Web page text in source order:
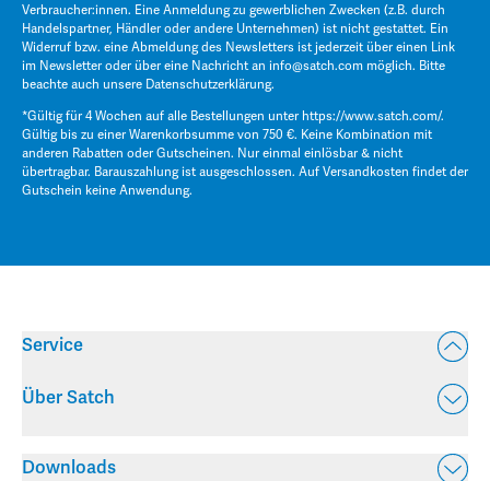
Verbraucher:innen. Eine Anmeldung zu gewerblichen Zwecken (z.B. durch
Handelspartner, Händler oder andere Unternehmen) ist nicht gestattet. Ein
Widerruf bzw. eine Abmeldung des Newsletters ist jederzeit über einen Link
im Newsletter oder über eine Nachricht an info@satch.com möglich. Bitte
beachte auch unsere Datenschutzerklärung.
*Gültig für 4 Wochen auf alle Bestellungen unter https://www.satch.com/.
Gültig bis zu einer Warenkorbsumme von 750 €. Keine Kombination mit
anderen Rabatten oder Gutscheinen. Nur einmal einlösbar & nicht
übertragbar. Barauszahlung ist ausgeschlossen. Auf Versandkosten findet der
Gutschein keine Anwendung.
Service
Über Satch
Downloads